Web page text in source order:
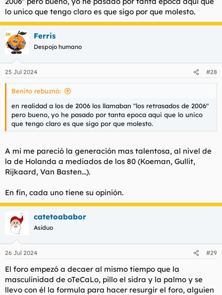
lo unico que tengo claro es que sigo por que molesto.
Ferris
Despojo humano
25 Jul 2024 #28
Benito rebuznó:
en realidad a los de 2006 los llamaban "los retrasados de 2006"
pero bueno, yo he pasado por tanta epoca aqui que lo unico
que tengo claro es que sigo por que molesto.
A mi me pareció la generación mas talentosa, al nivel de
la de Holanda a mediados de los 80 (Koeman, Gullit,
Rijkaard, Van Basten...).
En fin, cada uno tiene su opinión.
catetoababor
Asiduo
26 Jul 2024 #29
El foro empezó a decaer al mismo tiempo que la
masculinidad de oTeCaLo, pillo el sidra y la palmo y se
llevo con él la formula para hacer resurgir el foro, alguien